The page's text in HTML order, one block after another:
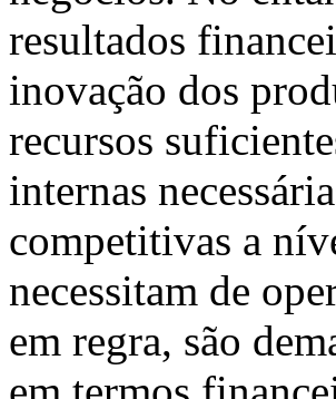
resultados
inovação dos
recursos
internas
competitivas a
necessitam de
em regra, são